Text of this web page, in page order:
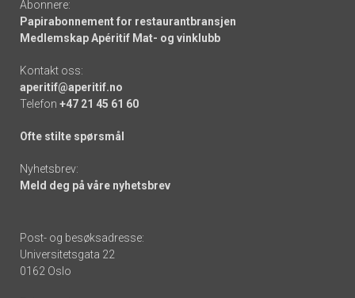
Abonnere:
Papirabonnement for restaurantbransjen
Medlemskap Apéritif Mat- og vinklubb
Kontakt oss:
aperitif@aperitif.no
Telefon +47 21 45 61 60
Ofte stilte spørsmål
Nyhetsbrev:
Meld deg på våre nyhetsbrev
Post- og besøksadresse:
Universitetsgata 22
0162 Oslo